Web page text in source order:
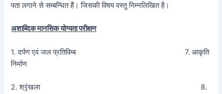
पता लगाने से सम्बन्धित हैं। जिसकी विषय वस्तु निम्नलिखित है।
अशाब्दिक मानसिक योग्यता परीक्षण
1. दर्पण एवं जल प्रतिविम्ब 7. आकृति
निर्माण
2. श्रृंखला 8.